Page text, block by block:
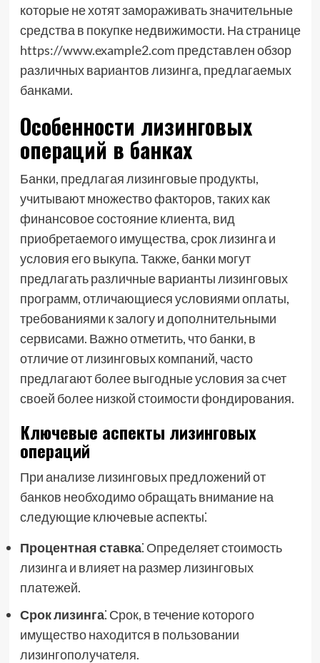
которые не хотят замораживать значительные
средства в покупке недвижимости. На странице
https://www.example2.com представлен обзор
различных вариантов лизинга, предлагаемых
банками.
Особенности лизинговых
операций в банках
Банки, предлагая лизинговые продукты,
учитывают множество факторов, таких как
финансовое состояние клиента, вид
приобретаемого имущества, срок лизинга и
условия его выкупа. Также, банки могут
предлагать различные варианты лизинговых
программ, отличающиеся условиями оплаты,
требованиями к залогу и дополнительными
сервисами. Важно отметить, что банки, в
отличие от лизинговых компаний, часто
предлагают более выгодные условия за счет
своей более низкой стоимости фондирования.
Ключевые аспекты лизинговых
операций
При анализе лизинговых предложений от
банков необходимо обращать внимание на
следующие ключевые аспекты⁚
Процентная ставка⁚ Определяет стоимость
лизинга и влияет на размер лизинговых
платежей.
Срок лизинга⁚ Срок, в течение которого
имущество находится в пользовании
лизингополучателя.